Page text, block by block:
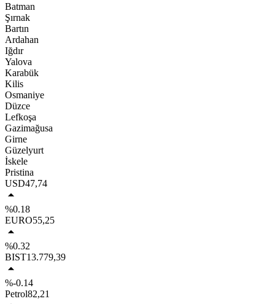
Batman
Şırnak
Bartın
Ardahan
Iğdır
Yalova
Karabük
Kilis
Osmaniye
Düzce
Lefkoşa
Gazimağusa
Girne
Güzelyurt
İskele
Pristina
USD47,74
%0.18
EURO55,25
%0.32
BIST13.779,39
%-0.14
Petrol82,21